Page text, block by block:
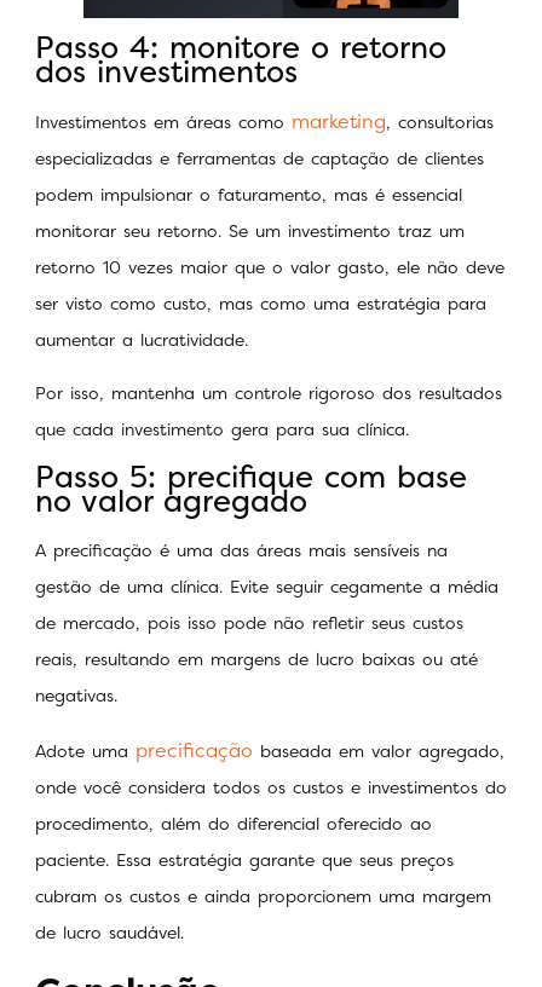
Passo 4: monitore o retorno
dos investimentos
Investimentos em áreas como marketing, consultorias
especializadas e ferramentas de captação de clientes
podem impulsionar o faturamento, mas é essencial
monitorar seu retorno. Se um investimento traz um
retorno 10 vezes maior que o valor gasto, ele não deve
ser visto como custo, mas como uma estratégia para
aumentar a lucratividade.
Por isso, mantenha um controle rigoroso dos resultados
que cada investimento gera para sua clínica.
Passo 5: precifique com base
no valor agregado
A precificação é uma das áreas mais sensíveis na
gestão de uma clínica. Evite seguir cegamente a média
de mercado, pois isso pode não refletir seus custos
reais, resultando em margens de lucro baixas ou até
negativas.
Adote uma precificação baseada em valor agregado,
onde você considera todos os custos e investimentos do
procedimento, além do diferencial oferecido ao
paciente. Essa estratégia garante que seus preços
cubram os custos e ainda proporcionem uma margem
de lucro saudável.